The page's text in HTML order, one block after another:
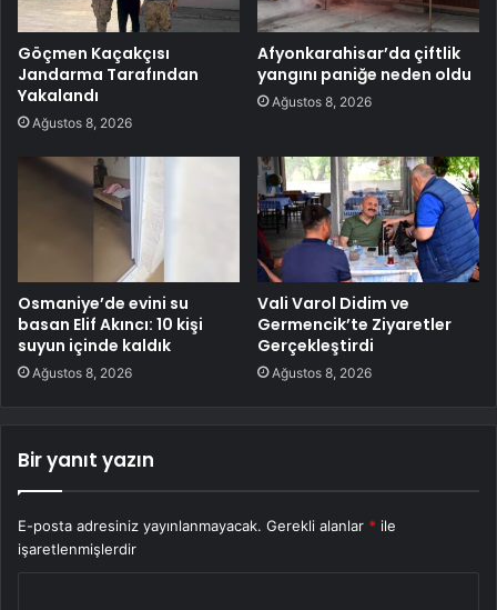
Göçmen Kaçakçısı
Jandarma Tarafından
Yakalandı
Ağustos 8, 2026
Afyonkarahisar’da çiftlik
yangını paniğe neden oldu
Ağustos 8, 2026
Osmaniye’de evini su
basan Elif Akıncı: 10 kişi
suyun içinde kaldık
Ağustos 8, 2026
Vali Varol Didim ve
Germencik’te Ziyaretler
Gerçekleştirdi
Ağustos 8, 2026
Bir yanıt yazın
E-posta adresiniz yayınlanmayacak. Gerekli alanlar * ile
işaretlenmişlerdir